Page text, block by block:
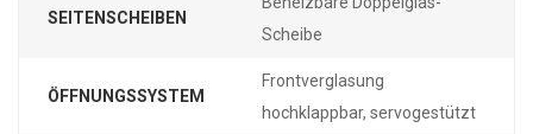
SEITENSCHEIBEN
Scheibe
ÖFFNUNGSSYSTEM
Frontverglasung
hochklappbar, servogestützt